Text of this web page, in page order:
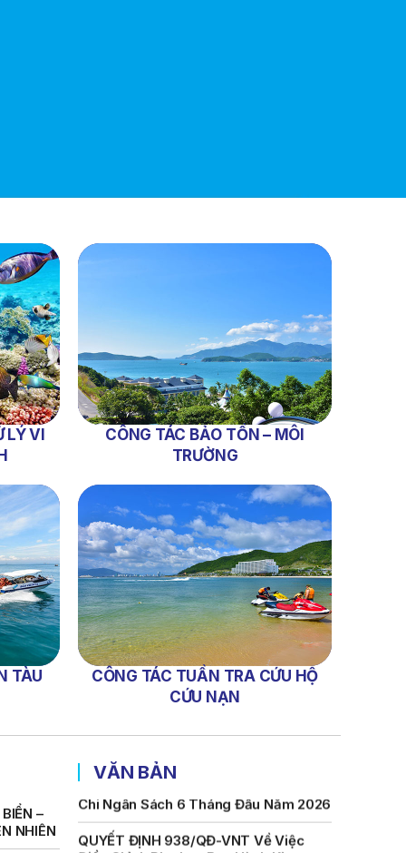
LÝ VI
CÔNG TÁC BẢO TỒN – MÔI
TRƯỜNG
TÀU
CÔNG TÁC TUẦN TRA CỨU HỘ
CỨU NẠN
–
NHIÊN
VĂN BẢN
Thặng Dư Và Các Yếu Tố Ảnh Hưởng
Đến Giá Đất Khi Xác Định Giá Đất Cụ
THÔNG BÁO Số 707/TB-VNT: Kết Quả
Lựa Chọn Đơn Vị Tổ Chức Đấu Giá Tài
Sản Đối Với Mô Tô Nước Cứu Hộ VNT
01 Biển Số KH-0834
THÔNG BÁO Số 706/TB-VNT: Kết Quả
Lựa Chọn Đơn Vị Tổ Chức Đấu Giá Tài
Sản Đối Với Ca Nô 200CV VNT 02 Biển
THÔNG BÁO Số 659/TB-VNT Năm
2026 V/v Đính Chính Thông Báo Số
641/TB-VNT Ngày 18/05/2026 Của
Ban Quản Lý Vịnh Nha Trang Về Việc
Lựa Chọn Tổ Chức Đấu Giá Tài Sản
NỘI QUY BẾN THỦY NỘI ĐỊA HÒN MUN
NỘI QUY BẾN THỦY NỘI ĐỊA PHÚ QUÝ
NỘI QUY BẾN THỦY NỘI ĐỊA BẾN TÀU
DU LỊCH NHA TRANG
Công Khai Thực Hiện Dự Toán Thu –
Điều Chỉnh Phụ Lục Ban Hành Kèm
Theo Quyết Định Số 479/QĐ-VNT
Ngày 07/04/2026